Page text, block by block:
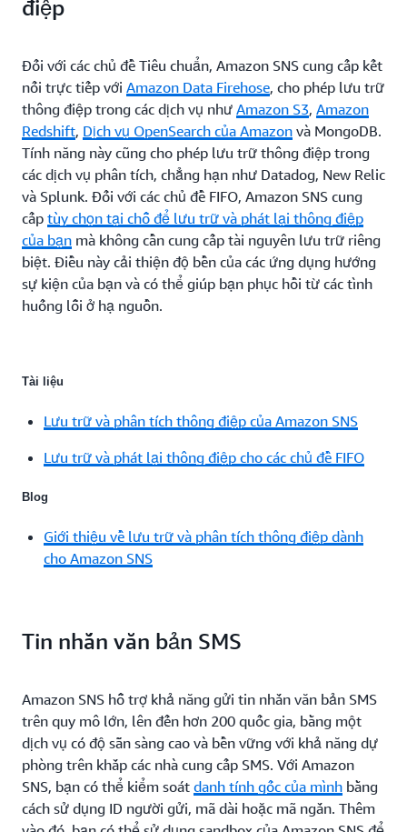
điệp
Đối với các chủ đề Tiêu chuẩn, Amazon SNS cung cấp kết
nối trực tiếp với Amazon Data Firehose, cho phép lưu trữ
thông điệp trong các dịch vụ như Amazon S3, Amazon
Redshift, Dịch vụ OpenSearch của Amazon và MongoDB.
Tính năng này cũng cho phép lưu trữ thông điệp trong
các dịch vụ phân tích, chẳng hạn như Datadog, New Relic
và Splunk. Đối với các chủ đề FIFO, Amazon SNS cung
cấp tùy chọn tại chỗ để lưu trữ và phát lại thông điệp
của bạn mà không cần cung cấp tài nguyên lưu trữ riêng
biệt. Điều này cải thiện độ bền của các ứng dụng hướng
sự kiện của bạn và có thể giúp bạn phục hồi từ các tình
huống lỗi ở hạ nguồn.
Tài liệu
Lưu trữ và phân tích thông điệp của Amazon SNS
Lưu trữ và phát lại thông điệp cho các chủ đề FIFO
Blog
Giới thiệu về lưu trữ và phân tích thông điệp dành
cho Amazon SNS
Tin nhắn văn bản SMS
Amazon SNS hỗ trợ khả năng gửi tin nhắn văn bản SMS
trên quy mô lớn, lên đến hơn 200 quốc gia, bằng một
dịch vụ có độ sẵn sàng cao và bền vững với khả năng dự
phòng trên khắp các nhà cung cấp SMS. Với Amazon
SNS, bạn có thể kiểm soát danh tính gốc của mình bằng
cách sử dụng ID người gửi, mã dài hoặc mã ngắn. Thêm